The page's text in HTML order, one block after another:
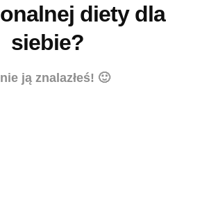
diety dla
siebie?
ją znalazłeś! 🙂